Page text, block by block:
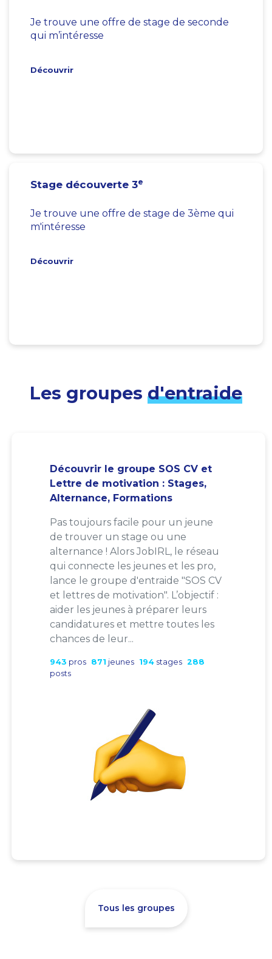
Je trouve une offre de stage de seconde
qui m’intéresse
Découvrir
Stage découverte 3e
Je trouve une offre de stage de 3ème qui
m'intéresse
Découvrir
Les groupes d'entraide
Découvrir le groupe SOS CV et
Lettre de motivation : Stages,
Alternance, Formations
Pas toujours facile pour un jeune
de trouver un stage ou une
alternance ! Alors JobIRL, le réseau
qui connecte les jeunes et les pro,
lance le groupe d'entraide "SOS CV
et lettres de motivation". L’objectif :
aider les jeunes à préparer leurs
candidatures et mettre toutes les
chances de leur...
943 pros 871 jeunes 194 stages 288
posts
Tous les groupes